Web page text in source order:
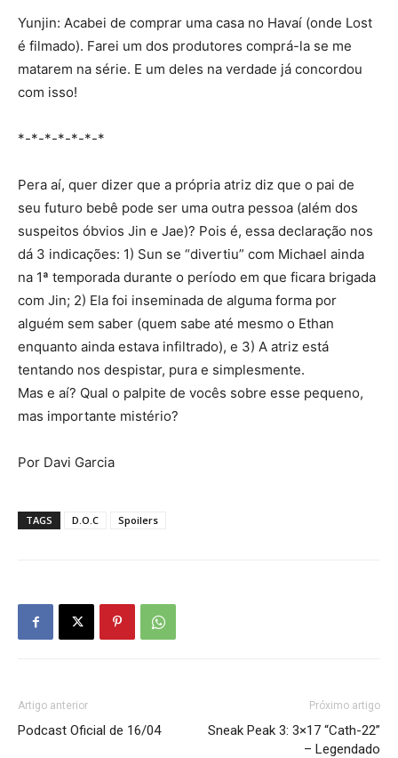
Yunjin: Acabei de comprar uma casa no Havaí (onde Lost
é filmado). Farei um dos produtores comprá-la se me
matarem na série. E um deles na verdade já concordou
com isso!
*-*-*-*-*-*-*
Pera aí, quer dizer que a própria atriz diz que o pai de
seu futuro bebê pode ser uma outra pessoa (além dos
suspeitos óbvios Jin e Jae)? Pois é, essa declaração nos
dá 3 indicações: 1) Sun se “divertiu” com Michael ainda
na 1ª temporada durante o período em que ficara brigada
com Jin; 2) Ela foi inseminada de alguma forma por
alguém sem saber (quem sabe até mesmo o Ethan
enquanto ainda estava infiltrado), e 3) A atriz está
tentando nos despistar, pura e simplesmente.
Mas e aí? Qual o palpite de vocês sobre esse pequeno,
mas importante mistério?
Por Davi Garcia
TAGS D.O.C Spoilers
Artigo anterior
Podcast Oficial de 16/04
Próximo artigo
Sneak Peak 3: 3×17 “Cath-22”
– Legendado